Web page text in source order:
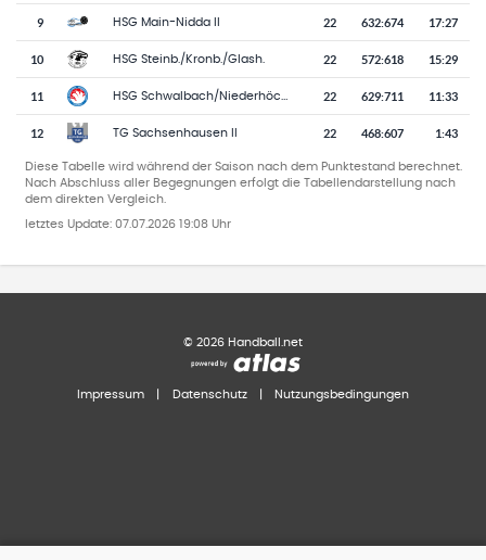
9 HSG Main-Nidda II 22 632:674 17:27
10 HSG Steinb./Kronb./Glash. 22 572:618 15:29
11 22 629:711 11:33
12 TG Sachsenhausen II 22 468:607 1:43
Diese Tabelle wird während der Saison nach dem Punktestand berechnet.
Nach Abschluss aller Begegnungen erfolgt die Tabellendarstellung nach
dem direkten Vergleich.
letztes Update: 07.07.2026 19:08 Uhr
© 2026 Handball.net
Impressum Datenschutz Nutzungsbedingungen